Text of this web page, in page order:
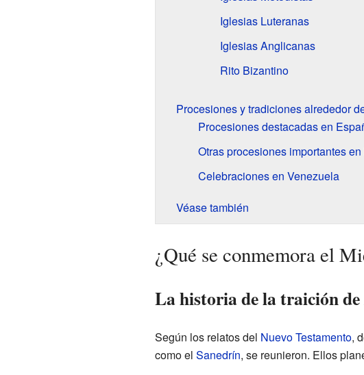
Iglesias Luteranas
Iglesias Anglicanas
Rito Bizantino
Procesiones y tradiciones alrededor
Procesiones destacadas en
Otras procesiones importantes
Celebraciones en Venezuela
Véase también
¿Qué se conmemora el
La historia de la traición de
Según los relatos del Nuevo Testamento,
como el Sanedrín, se reunieron. Ellos